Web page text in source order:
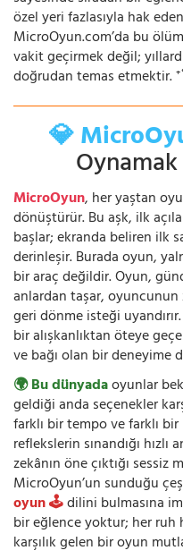
özel yeri fazlasıyla hak
MicroOyun.com’da bu
vakit geçirmek değil;
doğrudan temas etmektir.
💎
MicroOyun, her yaştan
dönüştürür. Bu aşk, ilk
başlar; ekranda beliren ilk
derinleşir. Burada oyun,
bir araç değildir. Oyun,
anlardan taşar,
geri dönme isteği
bir alışkanlıktan öteye
ve bağı olan bir deneyime
🌍 Bu dünyadaoyunlar
geldiği anda seçenekler
farklı bir tempo ve farklı
reflekslerin sınandığı
zekânın öne çıktığı sessiz
MicroOyun’un sunduğu
oyun 🕹️dilini bulmasına
bir eğlence yoktur; her
karşılık gelen bir oyun